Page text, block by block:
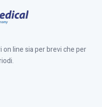
on line sia per brevi che per